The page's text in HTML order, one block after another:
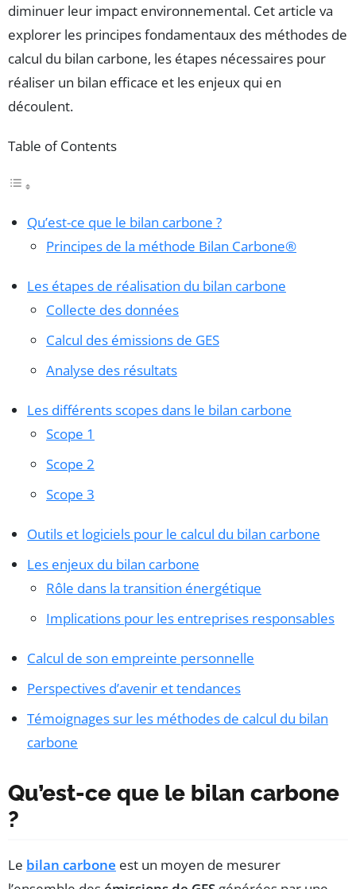
diminuer leur impact environnemental. Cet article va
explorer les principes fondamentaux des méthodes de
calcul du bilan carbone, les étapes nécessaires pour
réaliser un bilan efficace et les enjeux qui en
découlent.
Table of Contents
Qu’est-ce que le bilan carbone ?
Principes de la méthode Bilan Carbone®
Les étapes de réalisation du bilan carbone
Collecte des données
Calcul des émissions de GES
Analyse des résultats
Les différents scopes dans le bilan carbone
Scope 1
Scope 2
Scope 3
Outils et logiciels pour le calcul du bilan carbone
Les enjeux du bilan carbone
Rôle dans la transition énergétique
Implications pour les entreprises responsables
Calcul de son empreinte personnelle
Perspectives d’avenir et tendances
Témoignages sur les méthodes de calcul du bilan
carbone
Qu’est-ce que le bilan carbone
?
Le bilan carbone est un moyen de mesurer